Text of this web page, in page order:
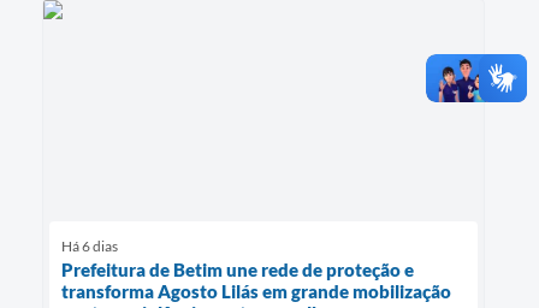
Há 6 dias
Prefeitura de Betim une rede de proteção e
transforma Agosto Lilás em grande mobilização